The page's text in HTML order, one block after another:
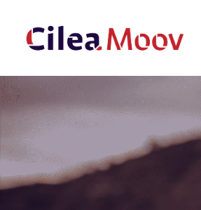
Home
La nostra soluzione
Attualità